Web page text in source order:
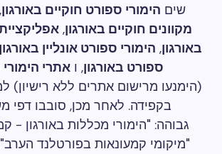
שים הימורי ספורט חוקיים באורגון,
מקוונים חוקיים באורגון,
באורגון, הימורי ספורט אונליין באורגון
ספורט באורגון, ו אתרי
(הימנעו מרישום אתרים ללא רישיון)
בקפידה. לאחר מכן, סובבו דפי
גבוהה: "הימורי מכללות באורגון -
"מיקומי קמעונאות בפורטלנד